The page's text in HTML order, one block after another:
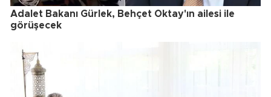
Adalet Bakanı Gürlek, Behçet Oktay'ın ailesi ile
görüşecek